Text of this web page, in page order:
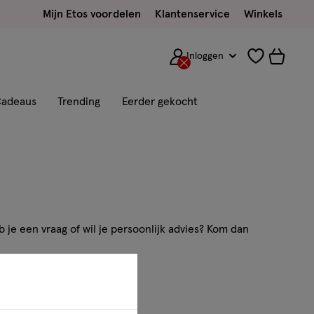
Mijn Etos voordelen Klantenservice Winkels
Inloggen
Trending Eerder gekocht
een vraag of wil je persoonlijk advies? Kom dan